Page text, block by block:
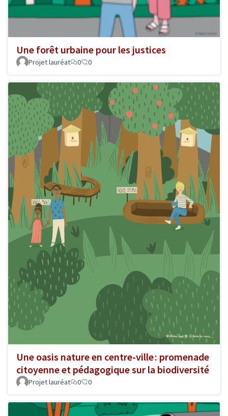
Une forêt urbaine pour les justices
Projet lauréat 0 0
Une oasis nature en centre-ville : promenade
citoyenne et pédagogique sur la biodiversité
Projet lauréat 0 0